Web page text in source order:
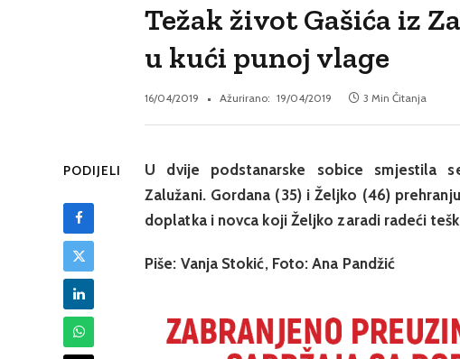
Težak život Gašića iz
u kući punoj vlage
16/04/2019 Ažurirano: 19/04/2019 3 Min Čitanja
PODIJELI
U dvije podstanarske sobice smjestila
Zalužani. Gordana (35) i Željko (46)
doplatka i novca koji Željko zaradi radeći
Piše: Vanja Stokić, Foto: Ana Pandžić